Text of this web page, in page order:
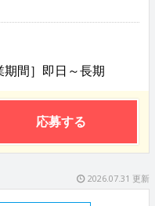
間］即日～長期
応募する
2026.07.31 更新